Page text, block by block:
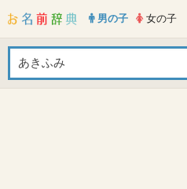
男の子 女の子